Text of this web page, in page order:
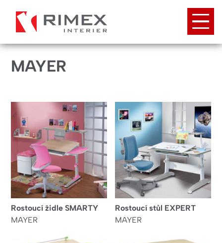
hlavnímu
obsahu
MAYER
Rostoucí židle SMARTY
MAYER
Rostoucí stůl EXPERT
MAYER